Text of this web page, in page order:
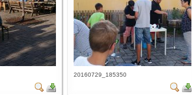
20160729_185350